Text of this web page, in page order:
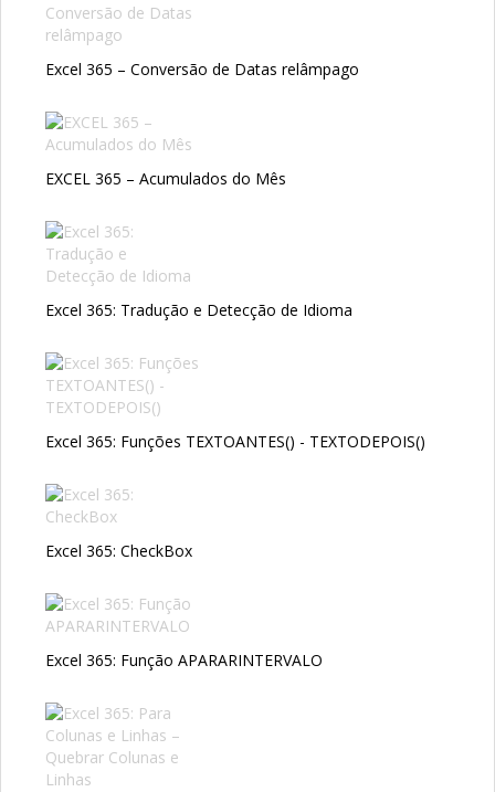
Excel 365 – Conversão de Datas relâmpago
EXCEL 365 – Acumulados do Mês
Excel 365: Tradução e Detecção de Idioma
Excel 365: Funções TEXTOANTES() - TEXTODEPOIS()
Excel 365: CheckBox
Excel 365: Função APARARINTERVALO